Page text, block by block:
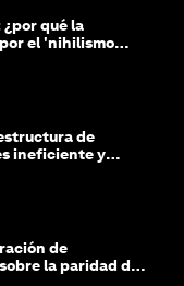
qué la
el 'nihilismo
de
ineficiente y
de
la paridad de